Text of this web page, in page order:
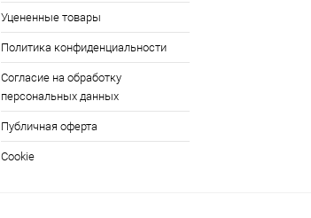
Уцененные товары
Политика конфиденциальности
Согласие на обработку
персональных данных
Публичная оферта
Cookie